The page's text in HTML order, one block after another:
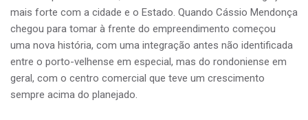
mais forte com a cidade e o Estado. Quando Cássio Mendonça
chegou para tomar à frente do empreendimento começou
uma nova história, com uma integração antes não identificada
entre o porto-velhense em especial, mas do rondoniense em
geral, com o centro comercial que teve um crescimento
sempre acima do planejado.